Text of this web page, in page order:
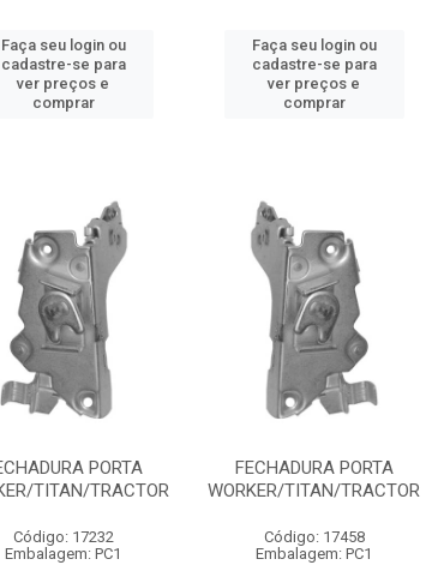
Faça seu login ou
cadastre-se para
ver preços e
comprar
Faça seu login ou
cadastre-se para
ver preços e
comprar
PORTA
TITAN/TRACTOR
Código: 17232
Embalagem: PC1
FECHADURA PORTA
WORKER/TITAN/TRACTOR
Código: 17458
Embalagem: PC1